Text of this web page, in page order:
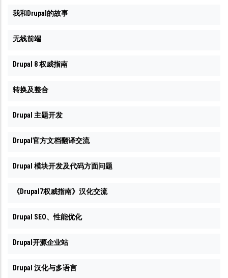
我和Drupal的故事
无线前端
Drupal 8 权威指南
转换及整合
Drupal 主题开发
Drupal官方文档翻译交流
Drupal 模块开发及代码方面问题
《Drupal7权威指南》汉化交流
Drupal SEO、性能优化
Drupal开源企业站
Drupal 汉化与多语言